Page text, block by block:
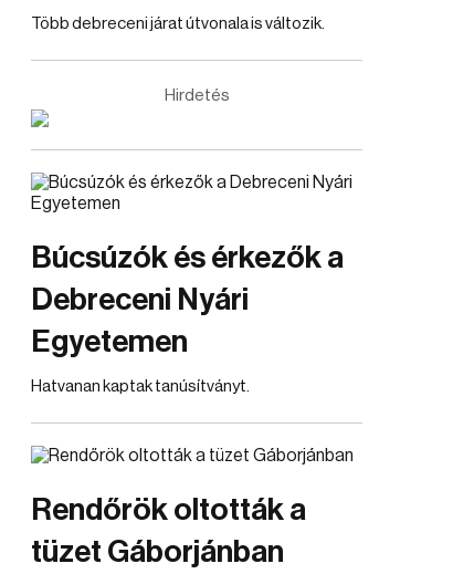
Több debreceni járat útvonala is változik.
Hirdetés
Búcsúzók és érkezők a
Debreceni Nyári
Egyetemen
Hatvanan kaptak tanúsítványt.
Rendőrök oltották a
tüzet Gáborjánban